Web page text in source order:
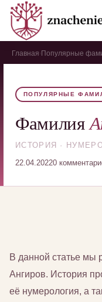
Главная Популярные
ПОПУЛЯРНЫЕ
Фамилия
ИСТОРИЯ ·
22.04.20220
В данной статье
Ангиров. История
её нумерология, а